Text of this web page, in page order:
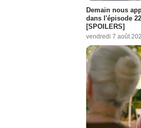
Demain nous
dans l'épisode
[SPOILERS]
vendredi 7 août